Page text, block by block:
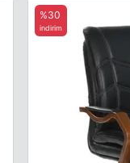
%30
indirim